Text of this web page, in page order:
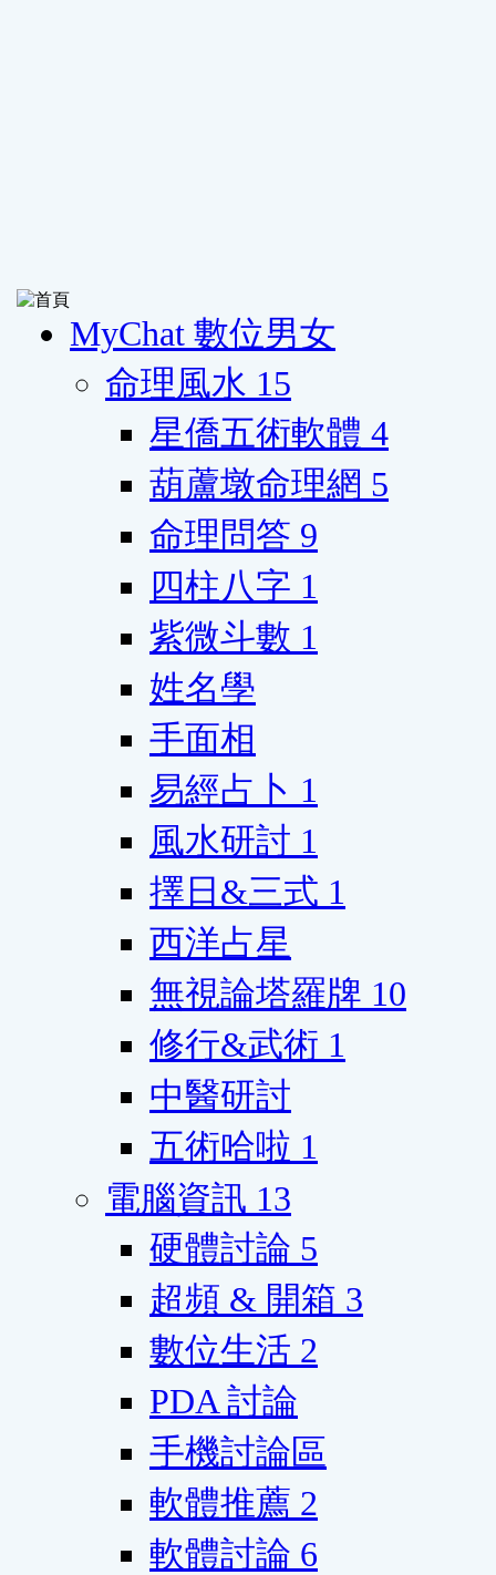
MyChat 數位男女
命理風水 15
星僑五術軟體 4
葫蘆墩命理網 5
命理問答 9
四柱八字 1
紫微斗數 1
姓名學
手面相
易經占卜 1
風水研討 1
擇日&三式 1
西洋占星
無視論塔羅牌 10
修行&武術 1
中醫研討
五術哈啦 1
電腦資訊 13
硬體討論 5
超頻 & 開箱 3
數位生活 2
PDA 討論
手機討論區
軟體推薦 2
軟體討論 6